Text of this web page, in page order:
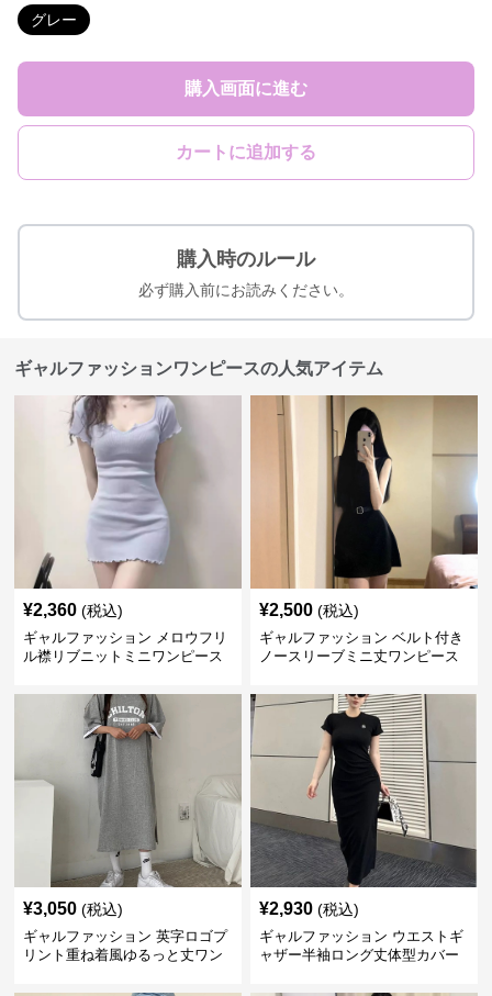
グレー
購入画面に進む
カートに追加する
購入時のルール
必ず購入前にお読みください。
ギャルファッションワンピースの人気アイテム
¥2,360 (税込)
ギャルファッション メロウフリ
ル襟リブニットミニワンピース
¥2,500 (税込)
ギャルファッション ベルト付き
ノースリーブミニ丈ワンピース
¥3,050 (税込)
ギャルファッション 英字ロゴプ
リント重ね着風ゆるっと丈ワン
¥2,930 (税込)
ギャルファッション ウエストギ
ャザー半袖ロング丈体型カバー